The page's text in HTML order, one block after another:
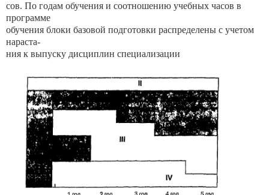
сов. По годам обучения и соотношению учебных часов в
программе
обучения блоки базовой подготовки распределены с учетом
нараста-
ния к выпуску дисциплин специализации